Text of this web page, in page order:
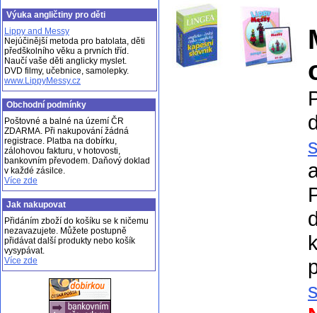
Výuka angličtiny pro děti
Lippy and Messy
Nejúčinější metoda pro batolata, děti
předškolního věku a prvních tříd.
Naučí vaše děti anglicky myslet.
DVD filmy, učebnice, samolepky.
www.LippyMessy.cz
Obchodní podmínky
Poštovné a balné na území ČR
ZDARMA. Při nakupování žádná
registrace. Platba na dobírku,
zálohovou fakturu, v hotovosti,
bankovním převodem. Daňový doklad
v každé zásilce.
Více zde
Jak nakupovat
Přidáním zboží do košíku se k ničemu
nezavazujete. Můžete postupně
přidávat další produkty nebo košík
vysypávat.
Více zde